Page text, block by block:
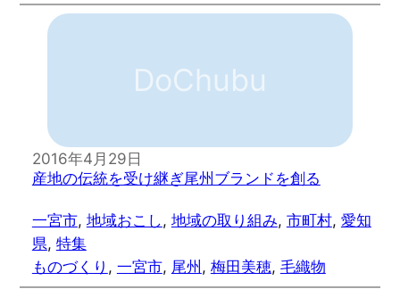
DoChubu
2016年4月29日
産地の伝統を受け継ぎ尾州ブランドを創る
一宮市, 地域おこし, 地域の取り組み, 市町村, 愛知
県, 特集
ものづくり , 一宮市, 尾州 , 梅田美穂, 毛織物